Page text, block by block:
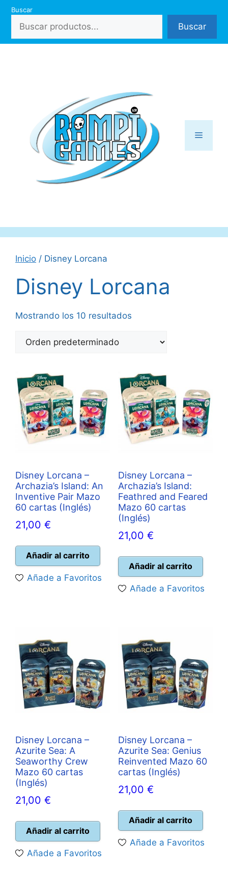
Saltar
contenido
Buscar
Buscar
Menú
Inicio / Disney Lorcana
Disney Lorcana
Mostrando los 10 resultados
Disney Lorcana –
Archazia’s Island: An
Inventive Pair Mazo
60 cartas (Inglés)
21,00 €
Añadir al carrito
Añade a Favoritos
Disney Lorcana –
Archazia’s Island:
Feathred and Feared
Mazo 60 cartas
(Inglés)
21,00 €
Añadir al carrito
Añade a Favoritos
Disney Lorcana –
Azurite Sea: A
Seaworthy Crew
Mazo 60 cartas
(Inglés)
21,00 €
Añadir al carrito
Añade a Favoritos
Disney Lorcana –
Azurite Sea: Genius
Reinvented Mazo 60
cartas (Inglés)
21,00 €
Añadir al carrito
Añade a Favoritos